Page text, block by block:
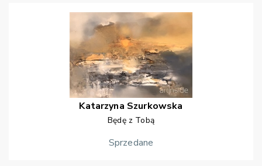
Katarzyna Szurkowska
Będę z Tobą
Sprzedane